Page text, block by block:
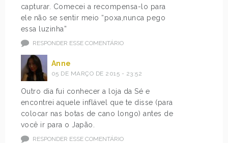
capturar. Comecei a recompensa-lo para
ele não se sentir meio “poxa,nunca pego
essa luzinha”
RESPONDER ESSE COMENTÁRIO
Anne
05 DE MARÇO DE 2015 - 23:52
Outro dia fui conhecer a loja da Sé e
encontrei aquele inflável que te disse (para
colocar nas botas de cano longo) antes de
você ir para o Japão.
RESPONDER ESSE COMENTÁRIO